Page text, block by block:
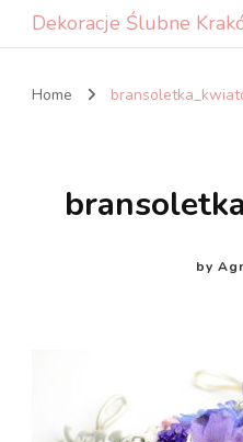
Dekoracje Ślubne
Home
by